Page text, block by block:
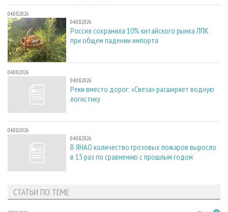
04.08.2026
04.08.2026
Россия сохранила 10% китайского рынка ЛПК
при общем падении импорта
04.08.2026
04.08.2026
Реки вместо дорог: «Свеза» расширяет водную
логистику
04.08.2026
04.08.2026
В ЯНАО количество грозовых пожаров выросло
в 15 раз по сравнению с прошлым годом
СТАТЬИ ПО ТЕМЕ